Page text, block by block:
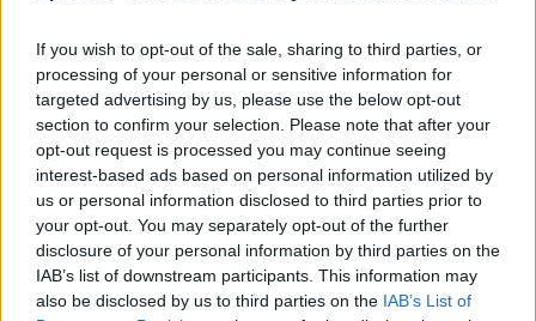
If you wish to opt-out of the sale, sharing to third parties, or
processing of your personal or sensitive information for
targeted advertising by us, please use the below opt-out
section to confirm your selection. Please note that after your
opt-out request is processed you may continue seeing
interest-based ads based on personal information utilized by
us or personal information disclosed to third parties prior to
your opt-out. You may separately opt-out of the further
disclosure of your personal information by third parties on the
IAB’s list of downstream participants. This information may
also be disclosed by us to third parties on the IAB’s List of
CSG: Διψήφια αύξηση εσόδων
και ισχυρό ανεκτέλεστο
συμβάσεων το πρώτο εξάμηνο
του 2026
07/08/26|12:09
Apollo Global Management:
Εξαγοράζει την EasyJet έναντι 7,7
δισ. δολαρίων - Η δήλωση του Sir